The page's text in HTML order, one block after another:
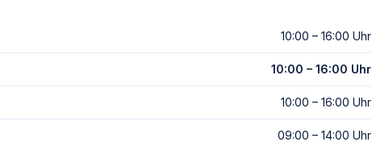
10:00 – 16:00 Uhr
10:00 – 16:00 Uhr
10:00 – 16:00 Uhr
09:00 – 14:00 Uhr